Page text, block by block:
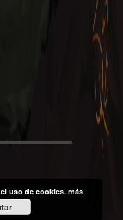
uso de cookies.más